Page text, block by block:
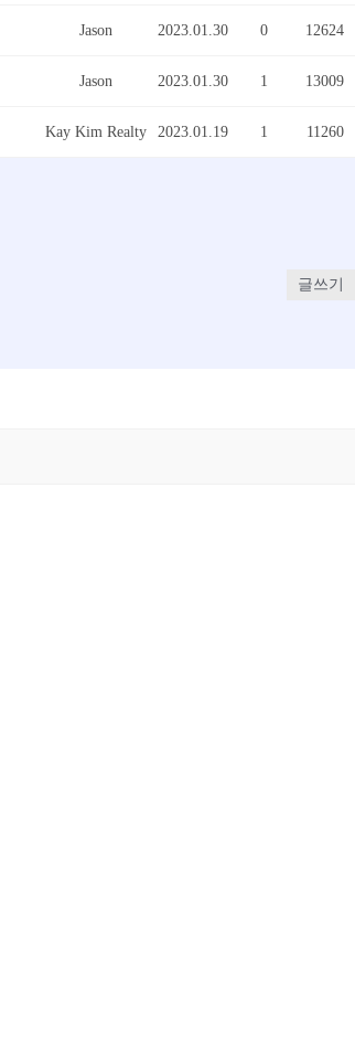
Jason 2023.01.30 0 12624
Jason 2023.01.30 1 13009
Kay Kim Realty 2023.01.19 1 11260
글쓰기